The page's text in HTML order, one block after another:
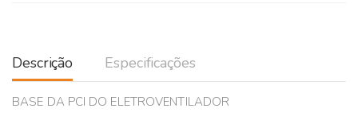
Descrição Especificações
BASE DA PCI DO ELETROVENTILADOR